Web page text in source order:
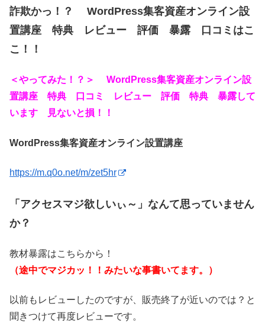
詐欺かっ！？ WordPress集客資産オンライン設
置講座 特典 レビュー 評価 暴露 口コミはこ
こ！！
＜やってみた！？＞ WordPress集客資産オンライン設
置講座 特典 口コミ レビュー 評価 特典 暴露して
います 見ないと損！！
WordPress集客資産オンライン設置講座
https://m.q0o.net/m/zet5hr
「アクセスマジ欲しいぃ～」なんて思っていません
か？
教材暴露はこちらから！
（途中でマジカッ！！みたいな事書いてます。）
以前もレビューしたのですが、販売終了が近いのでは？と
聞きつけて再度レビューです。